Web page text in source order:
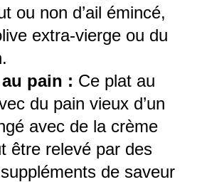
ou non d’ail émincé,
extra-vierge ou du
pain : Ce plat au
du pain vieux d’un
avec de la crème
être relevé par des
de saveur